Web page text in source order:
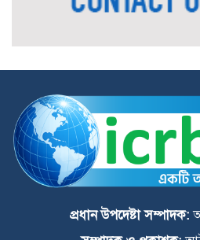
জুলাই সনদ
পঞ্চগড়ে শ্রদ্ধা
প্রধান উপদেষ্টা সম্পাদক: